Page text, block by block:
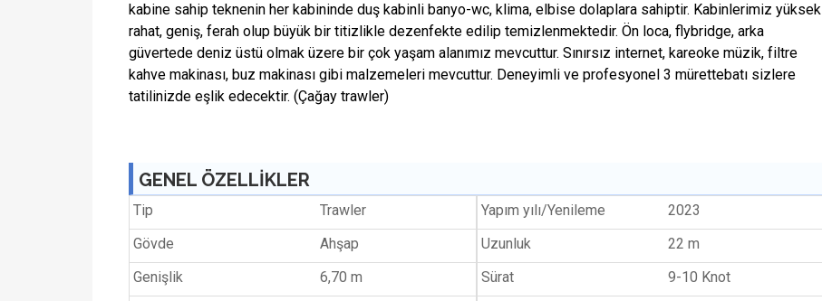
kabine sahip teknenin her kabininde duş kabinli banyo-wc, klima, elbise dolaplara sahiptir. Kabinlerimiz yüksek
rahat, geniş, ferah olup büyük bir titizlikle dezenfekte edilip temizlenmektedir. Ön loca, flybridge, arka
güvertede deniz üstü olmak üzere bir çok yaşam alanımız mevcuttur. Sınırsız internet, kareoke müzik, filtre
kahve makinası, buz makinası gibi malzemeleri mevcuttur. Deneyimli ve profesyonel 3 mürettebatı sizlere
tatilinizde eşlik edecektir. (Çağay trawler)
GENEL ÖZELLİKLER
Tip Trawler Yapım yılı/Yenileme
2023
Gövde
Ahşap Uzunluk
22 m
Genişlik
6,70 m Sürat
9-10 Knot